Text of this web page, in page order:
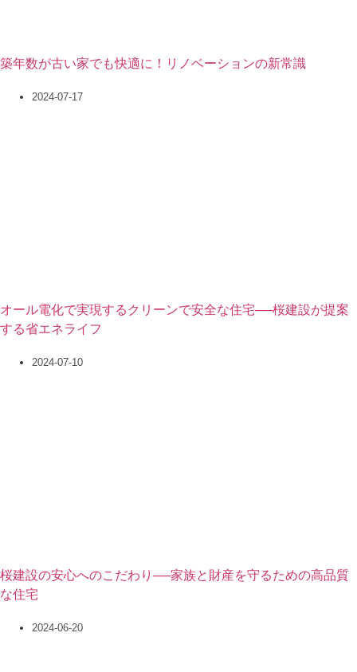
築年数が古い家でも快適に！リノベーションの新常識
2024-07-17
オール電化で実現するクリーンで安全な住宅──桜建設が提案
する省エネライフ
2024-07-10
桜建設の安心へのこだわり──家族と財産を守るための高品質
な住宅
2024-06-20